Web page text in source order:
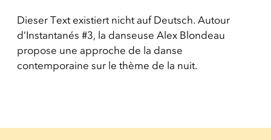
Dieser Text existiert nicht auf Deutsch. Autour
d’Instantanés #3, la danseuse Alex Blondeau
propose une approche de la danse
contemporaine sur le thème de la nuit.